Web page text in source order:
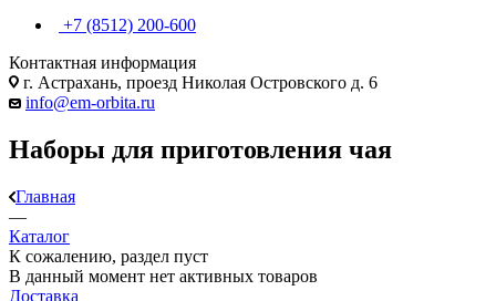
+7 (8512) 200-600
Контактная информация
г. Астрахань, проезд Николая Островского д. 6
info@em-orbita.ru
Наборы для приготовления чая
Главная
—
Каталог
К сожалению, раздел пуст
В данный момент нет активных товаров
Доставка